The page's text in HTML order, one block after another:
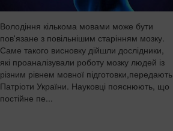
Володіння кількома мовами може бути
пов'язане з повільнішим старінням мозку.
Саме такого висновку дійшли дослідники,
які проаналізували роботу мозку людей із
різним рівнем мовної підготовки,передають
Патріоти України. Науковці пояснюють, що
постійне пе...